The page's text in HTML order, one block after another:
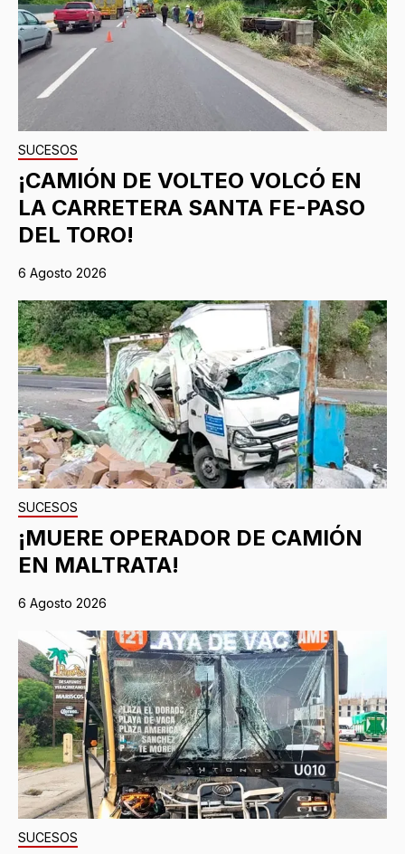
SUCESOS
¡CAMIÓN DE VOLTEO VOLCÓ EN
LA CARRETERA SANTA FE-PASO
DEL TORO!
6 Agosto 2026
SUCESOS
¡MUERE OPERADOR DE CAMIÓN
EN MALTRATA!
6 Agosto 2026
SUCESOS